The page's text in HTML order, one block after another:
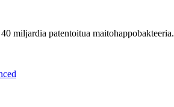
miljardia patentoitua maitohappobakteeria.